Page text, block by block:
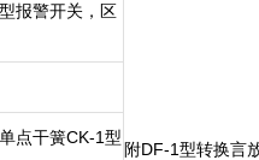
附DF-1型转换言
报警开关，区
点干簧CK-1型